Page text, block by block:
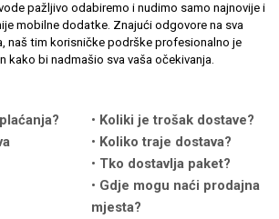
pažljivo odabiremo i nudimo samo najnovije i
mobilne dodatke. Znajući odgovore na sva
naš tim korisničke podrške profesionalno je
kako bi nadmašio sva vaša očekivanja.
Koliki je trošak dostave?
Koliko traje dostava?
Tko dostavlja paket?
Gdje mogu naći prodajna
mjesta?
I Need Some Space